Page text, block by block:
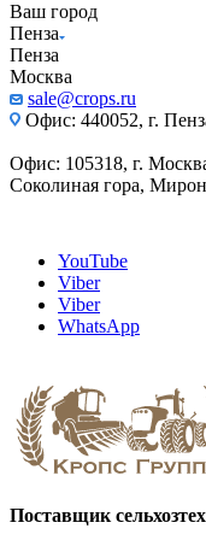
Ваш город
Пенза
Пенза
Москва
sale@crops.ru
Офис: 440052, г.
Офис: 105318, г.
Соколиная гора,
YouTube
Viber
Viber
WhatsApp
Поставщик